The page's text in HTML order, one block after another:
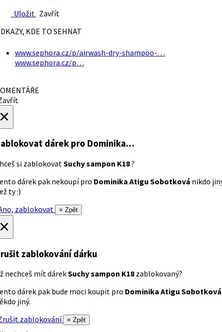
Uložit Zavřít
KDE TO SEHNAT
www.sephora.cz/p/airwash-dry-shampoo-…
www.sephora.cz/p…
dárek pro Dominika…
si zablokovatSuchy sampon K18?
dárek pak nekoupí pro Dominika Atigu Sobotková nikdo
ty :)
zablokovat
× Zpět
zablokování dárku
nechceš mít dárekSuchy sampon K18 zablokovaný?
dárek pak bude moci koupit pro Dominika Atigu Sobotková
jiný.
zablokování
× Zpět